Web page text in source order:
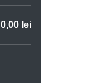
0,00 lei